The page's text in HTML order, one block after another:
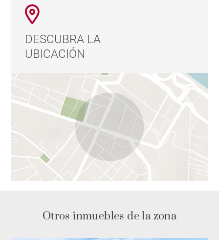
DESCUBRA LA
UBICACIÓN
Otros inmuebles de la zona